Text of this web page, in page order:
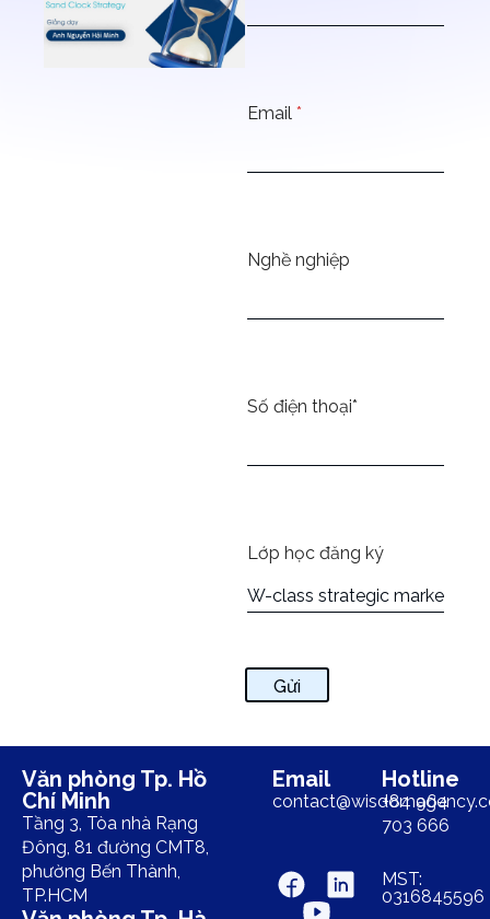
Email *
Nghề nghiệp
Số điện thoại*
Lớp học đăng ký
Gửi
Văn phòng Tp. Hồ
Chí Minh
Tầng 3, Tòa nhà Rạng
Đông, 81 đường CMT8,
phường Bến Thành,
TP.HCM
Email Hotline
+84 964
703 666
MST:
0316845596